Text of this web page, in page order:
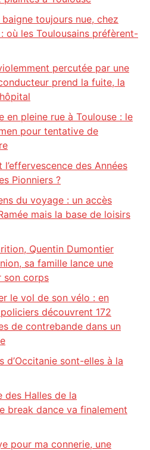
baigne toujours nue, chez
où les Toulousains préfèrent-
percutée par une
prend la fuite, la
en pleine rue à Toulouse : le
pour tentative de
des Années
Pionniers ?
du voyage : un accès
mais la base de loisirs
Quentin Dumontier
sa famille lance une
son corps
le vol de son vélo : en
découvrent 172
de contrebande dans un
d’Occitanie sont-elles à la
des Halles de la
break dance va finalement
pour ma connerie, une